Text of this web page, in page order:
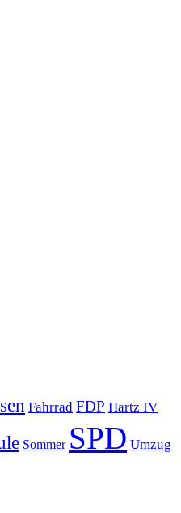
Fahrrad FDP Hartz IV
Sommer SPD Umzug